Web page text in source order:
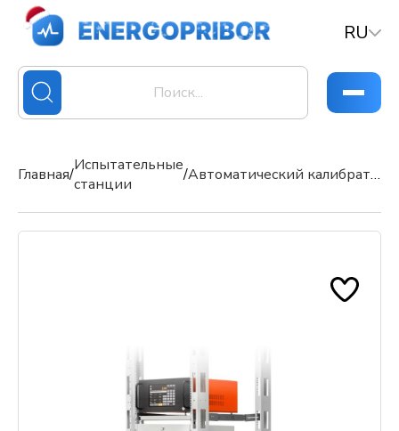
RU
Главная/Испытательные
станции
/ Автоматический калибратор-контроллер давления «АГК»